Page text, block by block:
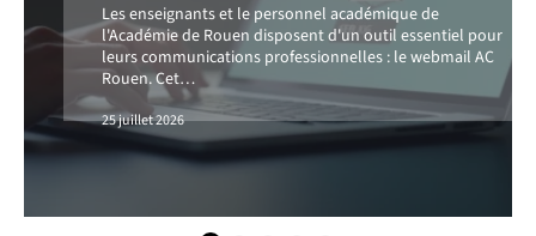
Les enseignants et le personnel académique de
l'Académie de Rouen disposent d'un outil essentiel pour
leurs communications professionnelles : le webmail AC
Rouen. Cet…
25 juillet 2026